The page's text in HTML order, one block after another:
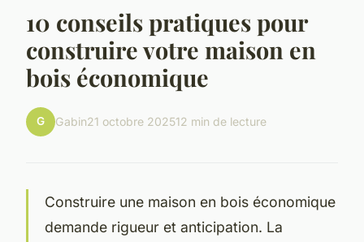
10 conseils pratiques pour
construire votre maison en
bois économique
G Gabin21 octobre 202512 min de lecture
Construire une maison en bois économique
demande rigueur et anticipation. La